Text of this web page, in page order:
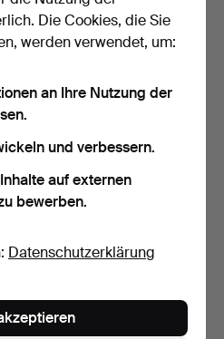
KARLSSON. Skulpturen 2
S…
1 Tag
Auktionen aus unserem
Die Cookies, die Sie
werden verwendet, um:
an Ihre Nutzung der
und verbessern.
auf externen
bewerben.
Datenschutzerklärung